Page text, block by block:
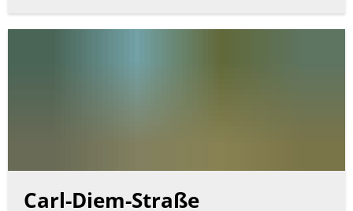
Carl-Diem-Straße